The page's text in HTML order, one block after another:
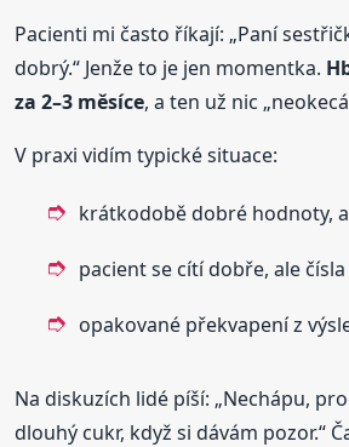
Pacienti mi často říkají: „Paní
dobrý.“ Jenže to je jen momentka.
za 2–3 měsíce, a ten už nic
V praxi vidím typické situace:
krátkodobě dobré hodnoty,
pacient se cítí dobře, ale
opakované překvapení z
Na diskuzích lidé píší: „Nechápu,
dlouhý cukr, když si dávám pozor.“